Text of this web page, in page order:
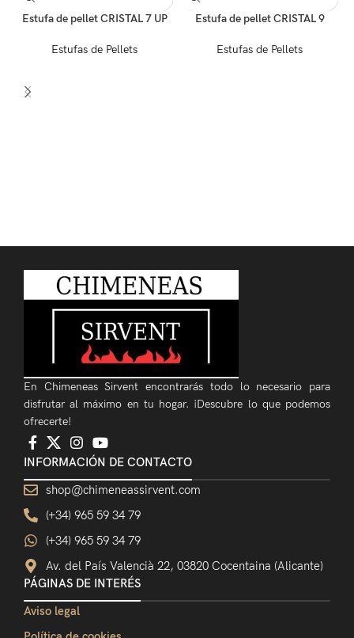
Estufa de pellet CRISTAL 7 UP
Estufas de Pellets
Estufa de pellet CRISTAL 9
Estufas de Pellets
En Chimeneas Sirvent encontrarás todo lo necesario para
disfrutar al máximo en tu hogar. ¡Descubre lo que podemos
ofrecerte!
INFORMACIÓN DE CONTACTO
shop@chimeneassirvent.com
(+34) 965 59 34 79
(+34) 965 59 34 79
Av. del País Valencià 22, 03820 Cocentaina (Alicante)
PÁGINAS DE INTERÉS
Aviso legal